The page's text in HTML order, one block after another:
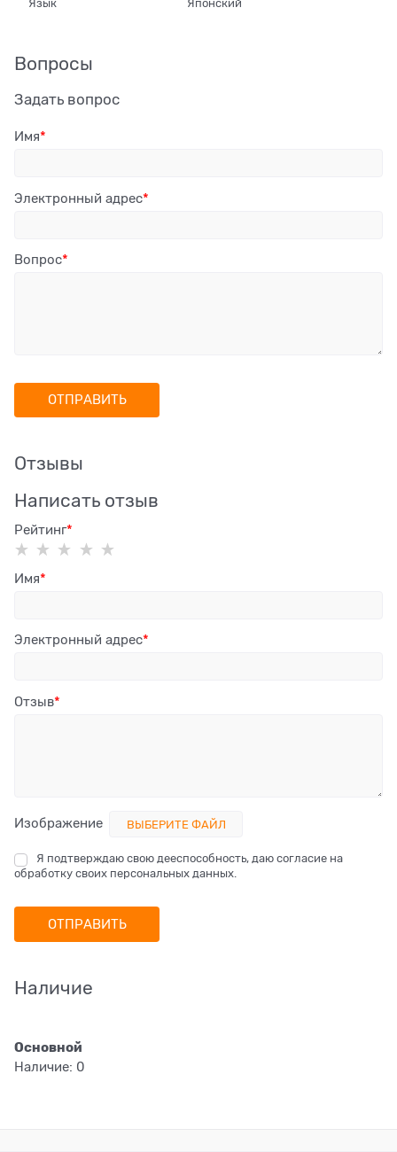
Язык Японский
Вопросы
Задать вопрос
Имя
Электронный адрес
Вопрос
Отзывы
Написать отзыв
Рейтинг
Имя
Электронный адрес
Отзыв
Изображение ВЫБЕРИТЕ ФАЙЛ
Я подтверждаю свою дееспособность, даю согласие на
обработку своих персональных данных.
Наличие
Основной
Наличие: 0